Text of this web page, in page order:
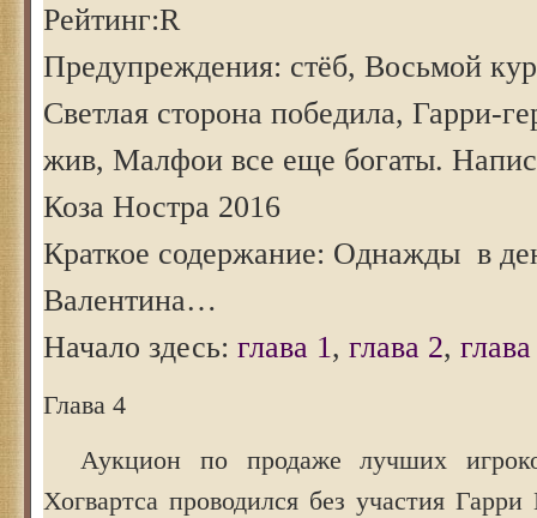
Рейтинг:R
Предупреждения: стёб, Восьмой
Светлая сторона победила, Гарри-
жив, Малфои все еще богаты.
Коза Ностра 2016
Краткое содержание: Однажды в
Валентина…
Начало здесь: глава 1 , глава 2,
Глава 4
Аукцион по продаже лучших
Хогвартса проводился без участия